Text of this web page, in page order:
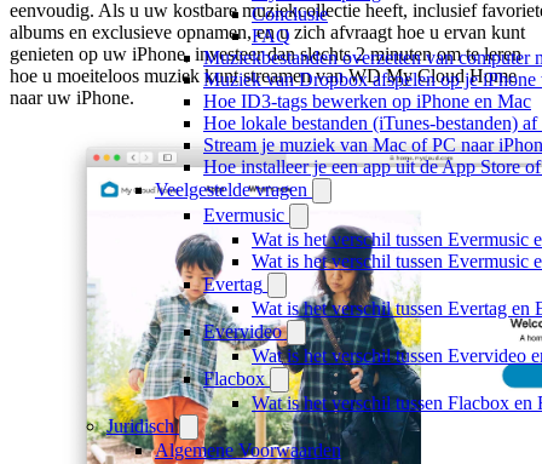
Conclusie
FAQ
Muziekbestanden overzetten van
Muziek van Dropbox afspelen op je
Hoe ID3-tags bewerken op iPhone en Mac
Hoe lokale bestanden (iTunes-bestanden)
Stream je muziek van Mac of PC naar
Hoe installeer je een app uit de App Store
Veelgestelde vragen
Evermusic
Wat is het verschil tussen Evermusic
Wat is het verschil tussen Evermusic
Evertag
Wat is het verschil tussen Evertag en
Evervideo
Wat is het verschil tussen Evervideo
Flacbox
Wat is het verschil tussen Flacbox en
Juridisch
Algemene Voorwaarden
eenvoudig. Als u uw kostbare muziekcollectie heeft, inclusief
albums en exclusieve opnamen, en u zich afvraagt hoe u ervan kunt
genieten op uw iPhone, investeer dan slechts 2 minuten om te leren
hoe u moeiteloos muziek kunt streamen van WD My Cloud Home
naar uw iPhone.